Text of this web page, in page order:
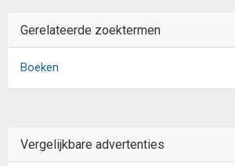
Gerelateerde zoektermen
Boeken
Vergelijkbare advertenties